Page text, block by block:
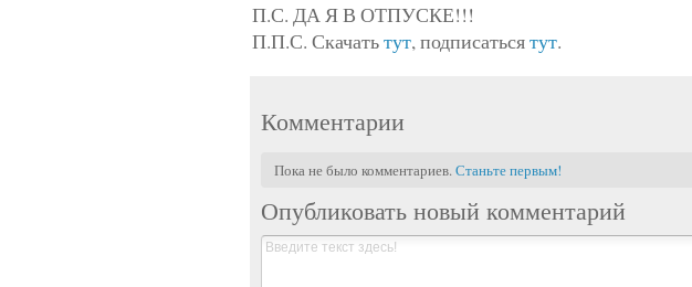
П.С. ДА Я В ОТПУСКЕ!!!
П.П.С. Скачатьтут, подписатьсятут.
Комментарии
Пока не было комментариев.Станьте первым!
Опубликовать новый комментарий